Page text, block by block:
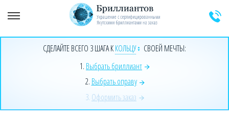
+7 (925) 589-64-91 Заказать звонок эксперта
СДЕЛАЙТЕ ВСЕГО 3 ШАГА ККОЛЬЦУ
СВОЕЙ МЕЧТЫ:
1. Выбрать бриллиант
2. Выбрать оправу
3. Оформить заказ